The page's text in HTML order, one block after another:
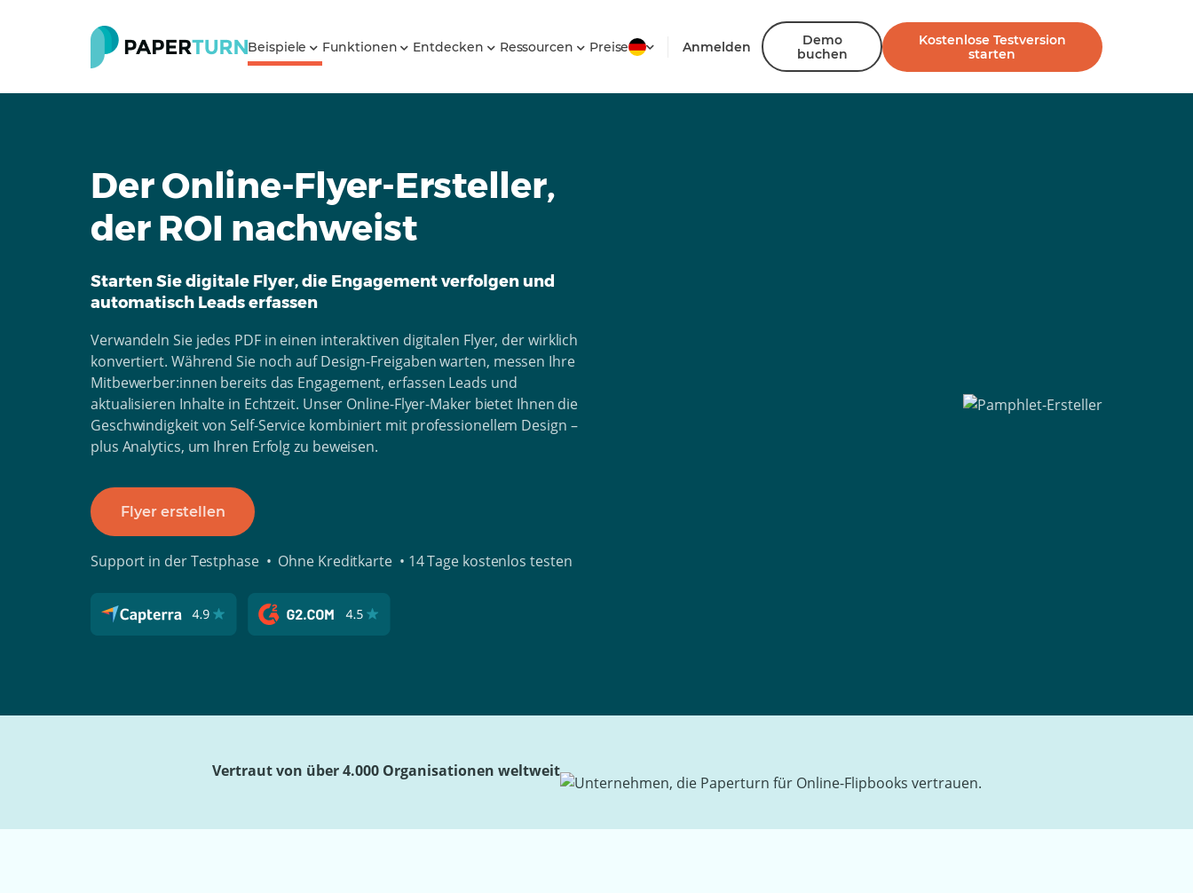
Beispiele Funktionen Entdecken Ressourcen Preise Anmelden
Demo
buchen
Kostenlose Testversion
starten
Der Online-Flyer-Ersteller,
der ROI nachweist
Starten Sie digitale Flyer, die Engagement verfolgen und
automatisch Leads erfassen
Verwandeln Sie jedes PDF in einen interaktiven digitalen Flyer, der wirklich
konvertiert. Während Sie noch auf Design-Freigaben warten, messen Ihre
Mitbewerber:innen bereits das Engagement, erfassen Leads und
aktualisieren Inhalte in Echtzeit. Unser Online-Flyer-Maker bietet Ihnen die
Geschwindigkeit von Self-Service kombiniert mit professionellem Design –
plus Analytics, um Ihren Erfolg zu beweisen.
Flyer erstellen
Support in der Testphase • Ohne Kreditkarte • 14 Tage kostenlos testen
Vertraut von über 4.000 Organisationen weltweit